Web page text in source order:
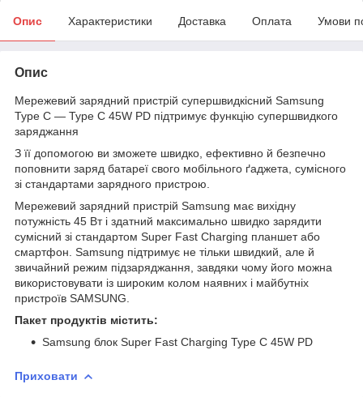
Опис Характеристики Доставка Оплата Умови
Опис
Мережевий зарядний пристрій супершвидкісний Samsung
Type C — Type C 45W PD підтримує функцію супершвидкого
заряджання
З її допомогою ви зможете швидко, ефективно й безпечно
поповнити заряд батареї свого мобільного ґаджета, сумісного
зі стандартами зарядного пристрою.
Мережевий зарядний пристрій Samsung має вихідну
потужність 45 Вт і здатний максимально швидко зарядити
сумісний зі стандартом Super Fast Charging планшет або
смартфон. Samsung підтримує не тільки швидкий, але й
звичайний режим підзаряджання, завдяки чому його можна
використовувати із широким колом наявних і майбутніх
пристроїв SAMSUNG.
Пакет продуктів містить:
Samsung блок Super Fast Charging Type C 45W PD
Приховати